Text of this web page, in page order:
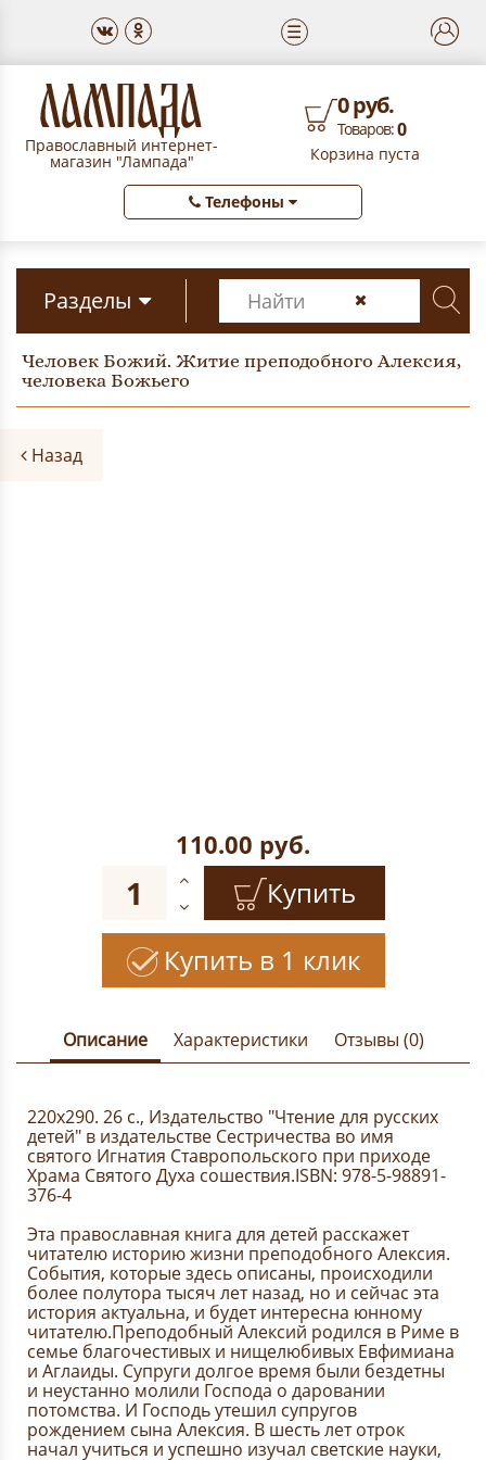
☰
Православный интернет-
магазин "Лампада"
0 руб.
Товаров:0
Корзина пуста
Телефоны
Разделы
Человек Божий. Житие преподобного Алексия,
человека Божьего
Назад
110.00 руб.
Купить
Купить в 1 клик
Описание Характеристики Отзывы (0)
220х290. 26 с., Издательство "Чтение для русских
детей" в издательстве Сестричества во имя
святого Игнатия Ставропольского при приходе
Храма Святого Духа сошествия.ISBN: 978-5-98891-
376-4
Эта православная книга для детей расскажет
читателю историю жизни преподобного Алексия.
События, которые здесь описаны, происходили
более полутора тысяч лет назад, но и сейчас эта
история актуальна, и будет интересна юнному
читателю.Преподобный Алексий родился в Риме в
семье благочестивых и нищелюбивых Евфимиана
и Аглаиды. Супруги долгое время были бездетны
и неустанно молили Господа о даровании
потомства. И Господь утешил супругов
рождением сына Алексия. В шесть лет отрок
начал учиться и успешно изучал светские науки,